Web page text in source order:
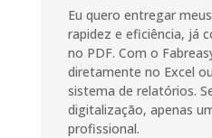
Eu quero entregar
rapidez e eficiência, já
no PDF. Com o
diretamente no Excel
sistema de relatórios.
digitalização, apenas
profissional.